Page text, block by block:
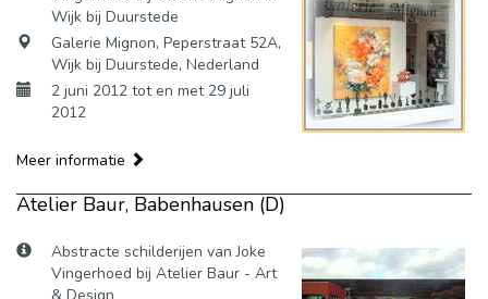
Wijk bij Duurstede
Galerie Mignon, Peperstraat 52A,
Wijk bij Duurstede, Nederland
2 juni 2012 tot en met 29 juli
2012
Meer informatie
Atelier Baur, Babenhausen (D)
Abstracte schilderijen van Joke
Vingerhoed bij Atelier Baur - Art